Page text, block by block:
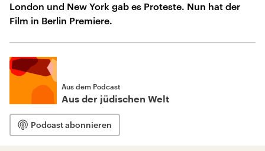
London und New York gab es Proteste. Nun hat der
Film in Berlin Premiere.
Aus dem Podcast
Aus der jüdischen Welt
Podcast abonnieren